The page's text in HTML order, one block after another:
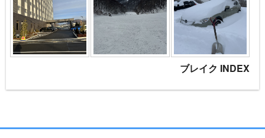
ブレイク INDEX